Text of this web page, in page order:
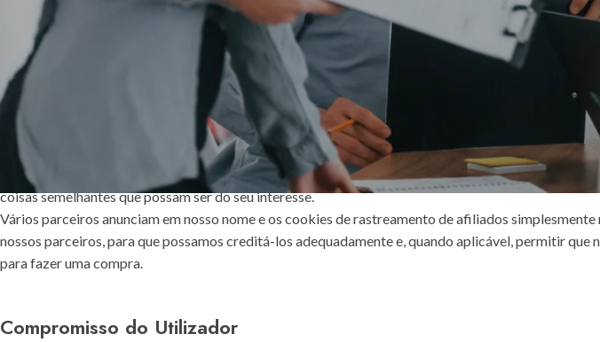
O uso continuado de nosso site será considerado como aceitação de nossas práticas em torno de
lidamos com dados do usuário e informações pessoais, entre em contacto connosco.
O serviço Google AdSense que usamos para veicular publicidade usa um cookie DoubleClick para
um determinado anúncio é exibido para você.
Para mais informações sobre o Google AdSense, consulte as FAQs oficiais sobre privacidade do
Utilizamos anúncios para compensar os custos de funcionamento deste site e fornecer
usados ​​por este site foram projetados para garantir que você forneça os anúncios mais relevantes
coisas semelhantes que possam ser do seu interesse.
Vários parceiros anunciam em nosso nome e os cookies de rastreamento de afiliados
nossos parceiros, para que possamos creditá-los adequadamente e, quando aplicável, permitir
para fazer uma compra.
Compromisso do Utilizador